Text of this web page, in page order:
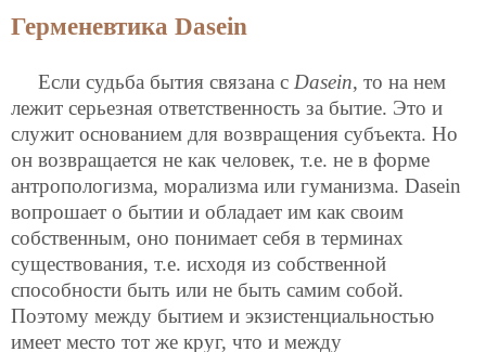
Герменевтика Dasein
Если судьба бытия связана с Dasein, то на нем
лежит серьезная ответственность за бытие. Это и
служит основанием для возвращения субъекта. Но
он возвращается не как человек, т.е. не в форме
антропологизма, морализма или гуманизма. Dasein
вопрошает о бытии и обладает им как своим
собственным, оно понимает себя в терминах
существования, т.е. исходя из собственной
способности быть или не быть самим собой.
Поэтому между бытием и экзистенциальностью
имеет место тот же круг, что и между